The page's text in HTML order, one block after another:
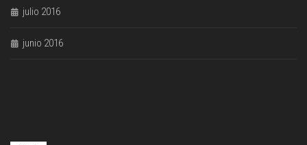
julio 2016
junio 2016